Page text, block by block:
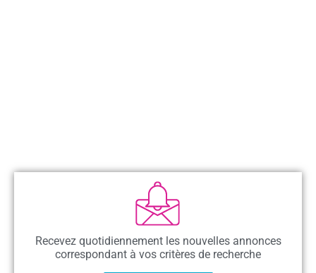
Recevez quotidiennement les nouvelles annonces
correspondant à vos critères de recherche